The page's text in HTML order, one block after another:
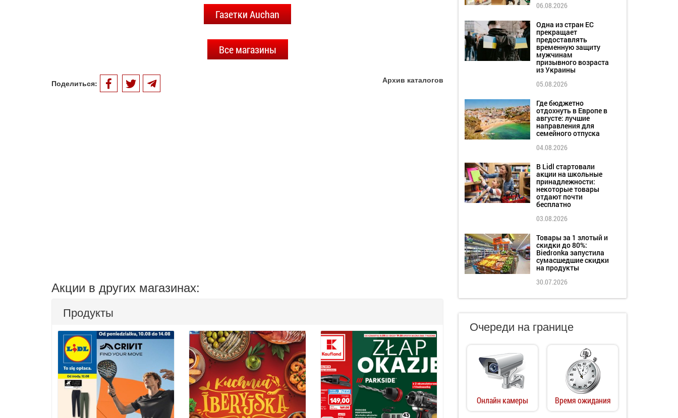
Газетки Auchan
Все магазины
Поделиться: Архив каталогов
Акции в других магазинах:
Продукты
06.08.2026
Одна из стран ЕС
прекращает
предоставлять
временную защиту
мужчинам
призывного возраста
из Украины
05.08.2026
Где бюджетно
отдохнуть в Европе в
августе: лучшие
направления для
семейного отпуска
04.08.2026
В Lidl стартовали
акции на школьные
принадлежности:
некоторые товары
отдают почти
бесплатно
03.08.2026
Товары за 1 злотый и
скидки до 80%:
Biedronka запустила
сумасшедшие скидки
на продукты
30.07.2026
Очереди на границе
Онлайн камеры Время ожидания